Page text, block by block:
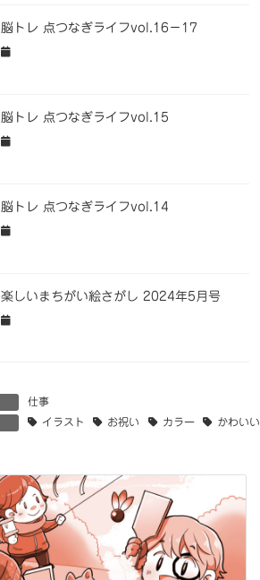
脳トレ 点つなぎライフvol.16−17
脳トレ 点つなぎライフvol.15
脳トレ 点つなぎライフvol.14
楽しいまちがい絵さがし 2024年5月号
仕事
イラスト お祝い カラー かわいい